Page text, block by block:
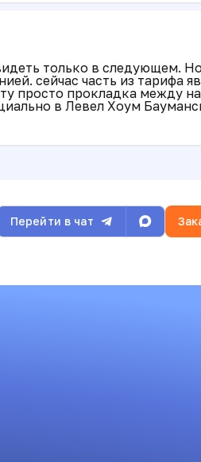
только в следующем.
сейчас часть из тарифа
просто прокладка между
в Левел Хоум
Перейти в чат